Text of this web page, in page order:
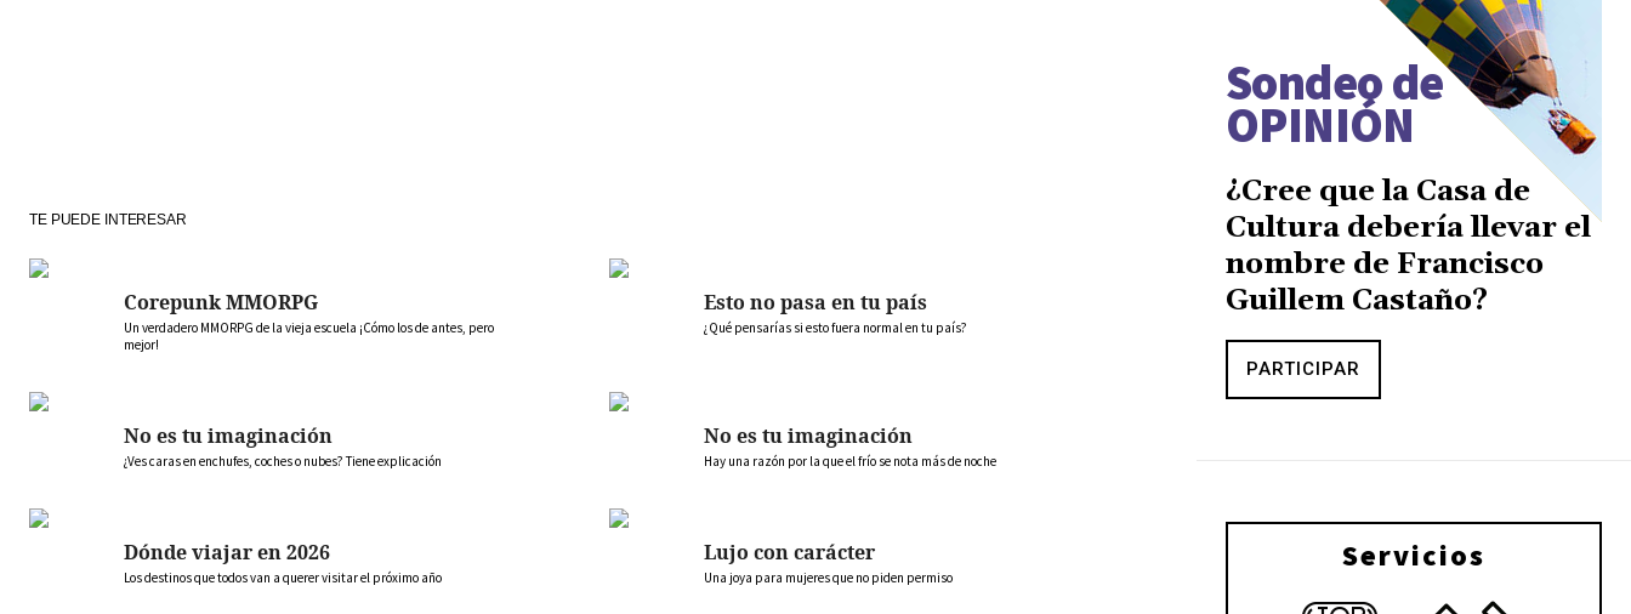
TE PUEDE INTERESAR
Corepunk MMORPG
Un verdadero MMORPG de la vieja escuela ¡Cómo los de antes, pero
mejor!
Esto no pasa en tu país
¿Qué pensarías si esto fuera normal en tu país?
No es tu imaginación
¿Ves caras en enchufes, coches o nubes? Tiene explicación
No es tu imaginación
Hay una razón por la que el frío se nota más de noche
Dónde viajar en 2026
Los destinos que todos van a querer visitar el próximo año
Lujo con carácter
Una joya para mujeres que no piden permiso
Sondeo de
OPINIÓN
¿Cree que la Casa de
Cultura debería llevar el
nombre de Francisco
Guillem Castaño?
PARTICIPAR
Servicios